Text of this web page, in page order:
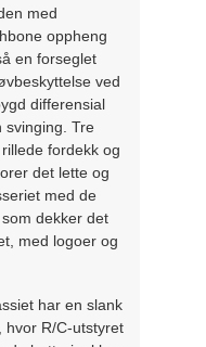
med
oppheng
en forseglet
ved
differensial
svinging. Tre
fordekk og
det lette og
med de
dekker det
med logoer og
har en slank
hvor R/C-utstyret